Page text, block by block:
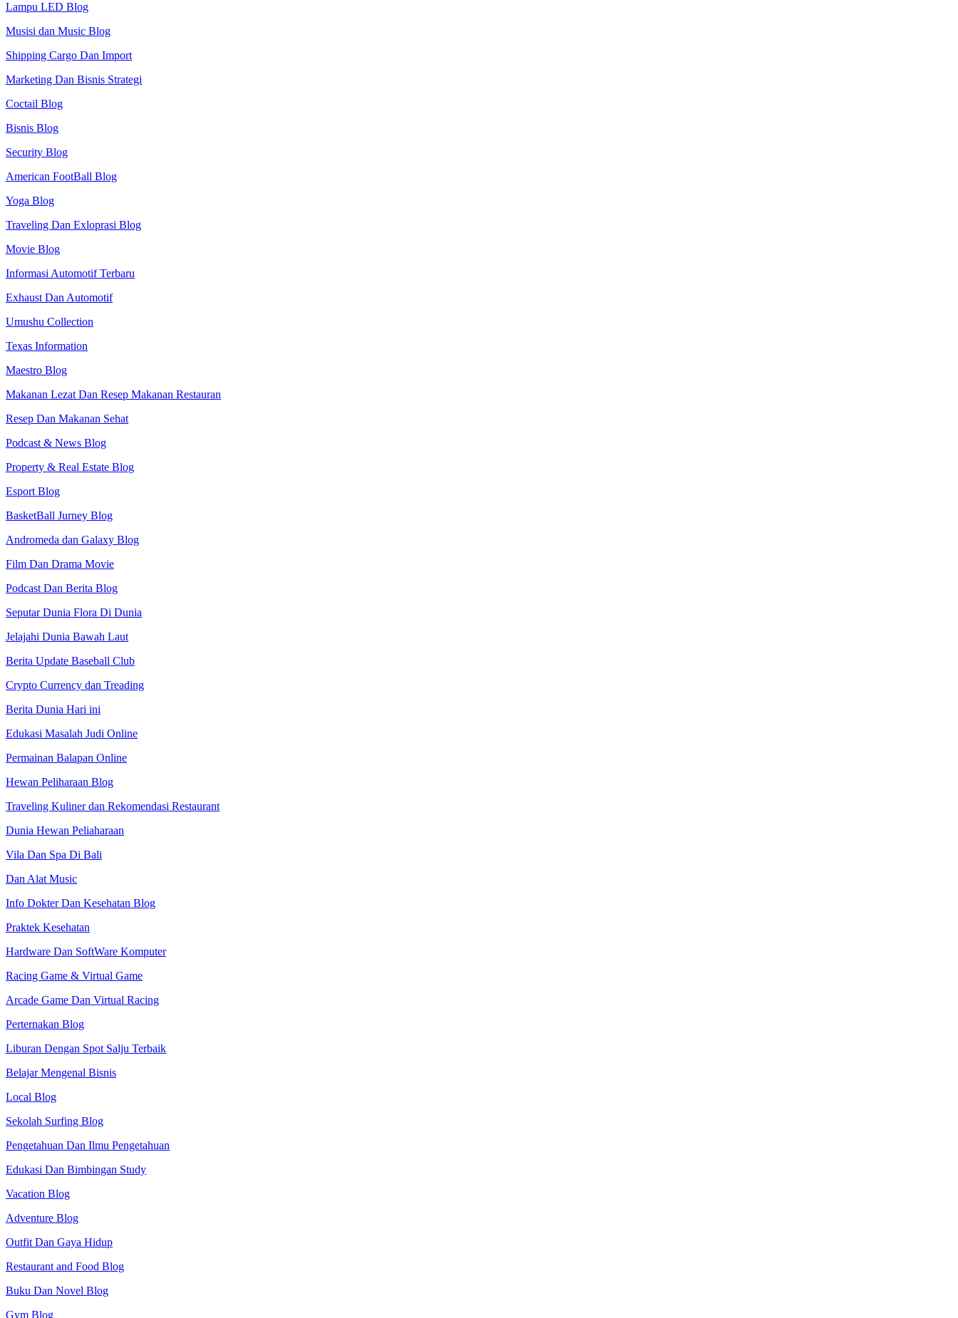
Lampu LED Blog
Musisi dan Music Blog
Shipping Cargo Dan Import
Marketing Dan Bisnis Strategi
Coctail Blog
Bisnis Blog
Security Blog
American FootBall Blog
Yoga Blog
Traveling Dan Exloprasi Blog
Movie Blog
Informasi Automotif Terbaru
Exhaust Dan Automotif
Umushu Collection
Texas Information
Maestro Blog
Makanan Lezat Dan Resep Makanan Restauran
Resep Dan Makanan Sehat
Podcast & News Blog
Property & Real Estate Blog
Esport Blog
BasketBall Jurney Blog
Andromeda dan Galaxy Blog
Film Dan Drama Movie
Podcast Dan Berita Blog
Seputar Dunia Flora Di Dunia
Jelajahi Dunia Bawah Laut
Berita Update Baseball Club
Crypto Currency dan Treading
Berita Dunia Hari ini
Edukasi Masalah Judi Online
Permainan Balapan Online
Hewan Peliharaan Blog
Traveling Kuliner dan Rekomendasi Restaurant
Dunia Hewan Peliaharaan
Vila Dan Spa Di Bali
Dan Alat Music
Info Dokter Dan Kesehatan Blog
Praktek Kesehatan
Hardware Dan SoftWare Komputer
Racing Game & Virtual Game
Arcade Game Dan Virtual Racing
Perternakan Blog
Liburan Dengan Spot Salju Terbaik
Belajar Mengenal Bisnis
Local Blog
Sekolah Surfing Blog
Pengetahuan Dan Ilmu Pengetahuan
Edukasi Dan Bimbingan Study
Vacation Blog
Adventure Blog
Outfit Dan Gaya Hidup
Restaurant and Food Blog
Buku Dan Novel Blog
Gym Blog